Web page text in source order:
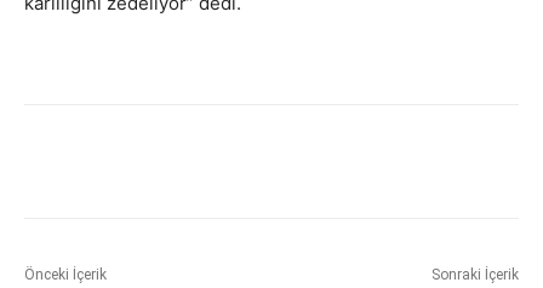
Önceki İçerik Sonraki İçerik